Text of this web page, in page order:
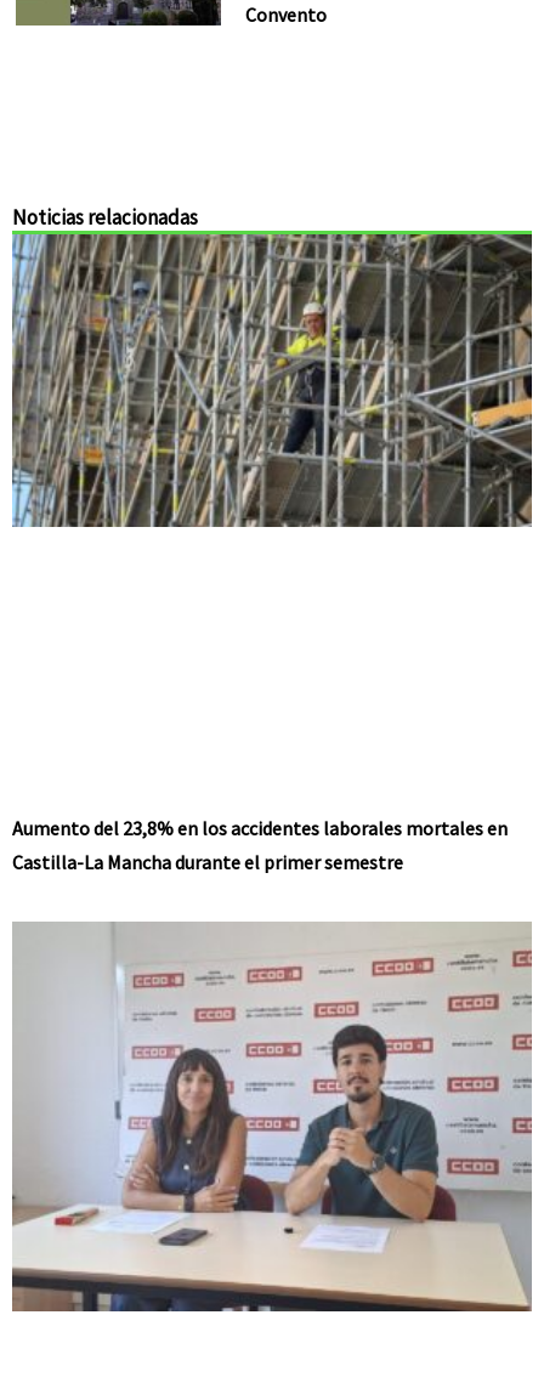
Convento
Noticias relacionadas
Aumento del 23,8% en los accidentes laborales mortales en
Castilla-La Mancha durante el primer semestre